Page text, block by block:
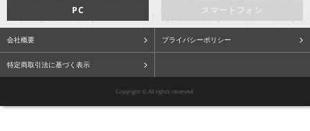
スマートフォン
PC
会社概要 プライバシーポリシー
特定商取引法に基づく表示
Copyright © All rights reserved.